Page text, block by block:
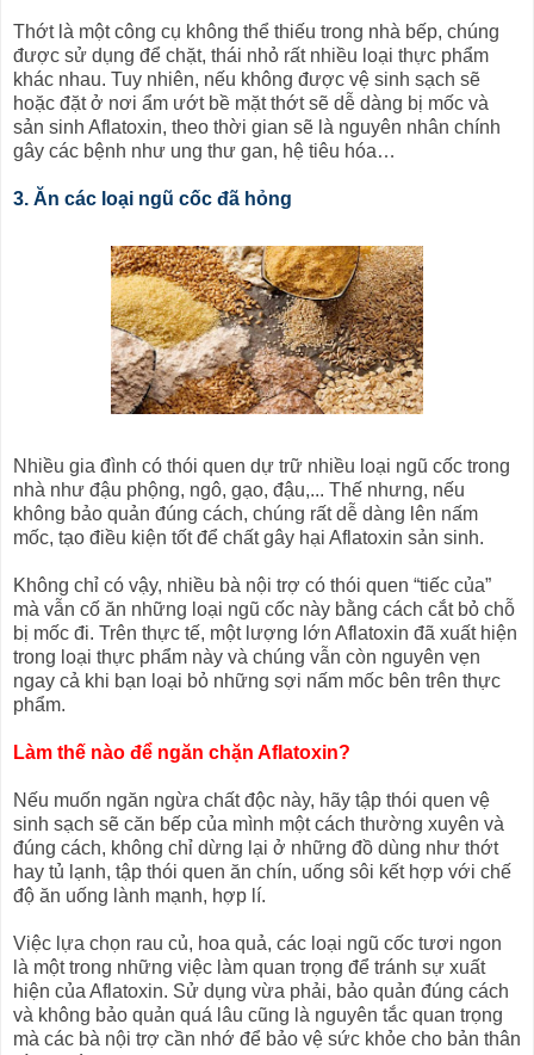
Thớt là một công cụ không thể thiếu trong nhà bếp, chúng
được sử dụng để chặt, thái nhỏ rất nhiều loại thực phẩm
khác nhau. Tuy nhiên, nếu không được vệ sinh sạch sẽ
hoặc đặt ở nơi ẩm ướt bề mặt thớt sẽ dễ dàng bị mốc và
sản sinh Aflatoxin, theo thời gian sẽ là nguyên nhân chính
gây các bệnh như ung thư gan, hệ tiêu hóa…
3. Ăn các loại ngũ cốc đã hỏng
Nhiều gia đình có thói quen dự trữ nhiều loại ngũ cốc trong
nhà như đậu phộng, ngô, gạo, đậu,... Thế nhưng, nếu
không bảo quản đúng cách, chúng rất dễ dàng lên nấm
mốc, tạo điều kiện tốt để chất gây hại Aflatoxin sản sinh.
Không chỉ có vậy, nhiều bà nội trợ có thói quen “tiếc của”
mà vẫn cố ăn những loại ngũ cốc này bằng cách cắt bỏ chỗ
bị mốc đi. Trên thực tế, một lượng lớn Aflatoxin đã xuất hiện
trong loại thực phẩm này và chúng vẫn còn nguyên vẹn
ngay cả khi bạn loại bỏ những sợi nấm mốc bên trên thực
phẩm.
Làm thế nào để ngăn chặn Aflatoxin?
Nếu muốn ngăn ngừa chất độc này, hãy tập thói quen vệ
sinh sạch sẽ căn bếp của mình một cách thường xuyên và
đúng cách, không chỉ dừng lại ở những đồ dùng như thớt
hay tủ lạnh, tập thói quen ăn chín, uống sôi kết hợp với chế
độ ăn uống lành mạnh, hợp lí.
Việc lựa chọn rau củ, hoa quả, các loại ngũ cốc tươi ngon
là một trong những việc làm quan trọng để tránh sự xuất
hiện của Aflatoxin. Sử dụng vừa phải, bảo quản đúng cách
và không bảo quản quá lâu cũng là nguyên tắc quan trọng
mà các bà nội trợ cần nhớ để bảo vệ sức khỏe cho bản thân